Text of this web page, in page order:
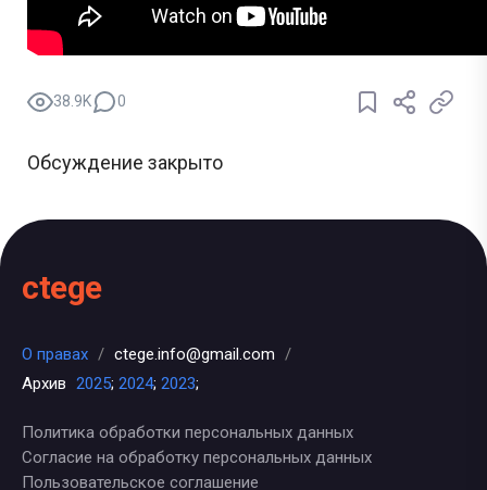
38.9K 0
Обсуждение закрыто
ctege
О правах / ctege.info@gmail.com /
Архив 2025; 2024; 2023;
Политика обработки персональных данных
Согласие на обработку персональных данных
Пользовательское соглашение